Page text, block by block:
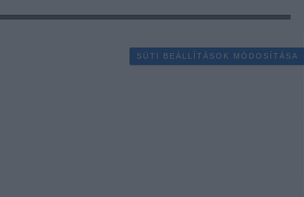
SÜTI BEÁLLÍTÁSOK MÓDOSÍTÁSA